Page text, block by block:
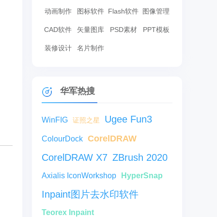
动画制作 图标软件 Flash软件 图像管理
CAD软件 矢量图库 PSD素材 PPT模板
装修设计 名片制作
华军热搜
WinFIG 证照之星 Ugee Fun3
ColourDock CorelDRAW
CorelDRAW X7 ZBrush 2020
Axialis IconWorkshop HyperSnap
Inpaint图片去水印软件
Teorex Inpaint